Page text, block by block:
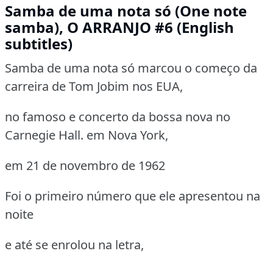
Samba de uma nota só (One note
samba), O ARRANJO #6 (English
subtitles)
Samba de uma nota só marcou o começo da
carreira de Tom Jobim nos EUA,
no famoso e concerto da bossa nova no
Carnegie Hall. em Nova York,
em 21 de novembro de 1962
Foi o primeiro número que ele apresentou na
noite
e até se enrolou na letra,